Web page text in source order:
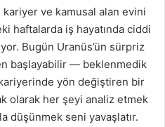
kariyer ve kamusal alan evini
haftalarda iş hayatında ciddi
Bugün Uranüs’ün sürpriz
başlayabilir — beklenmedik
yön değiştiren bir
olarak her şeyi analiz etmek
düşünmek seni yavaşlatır.